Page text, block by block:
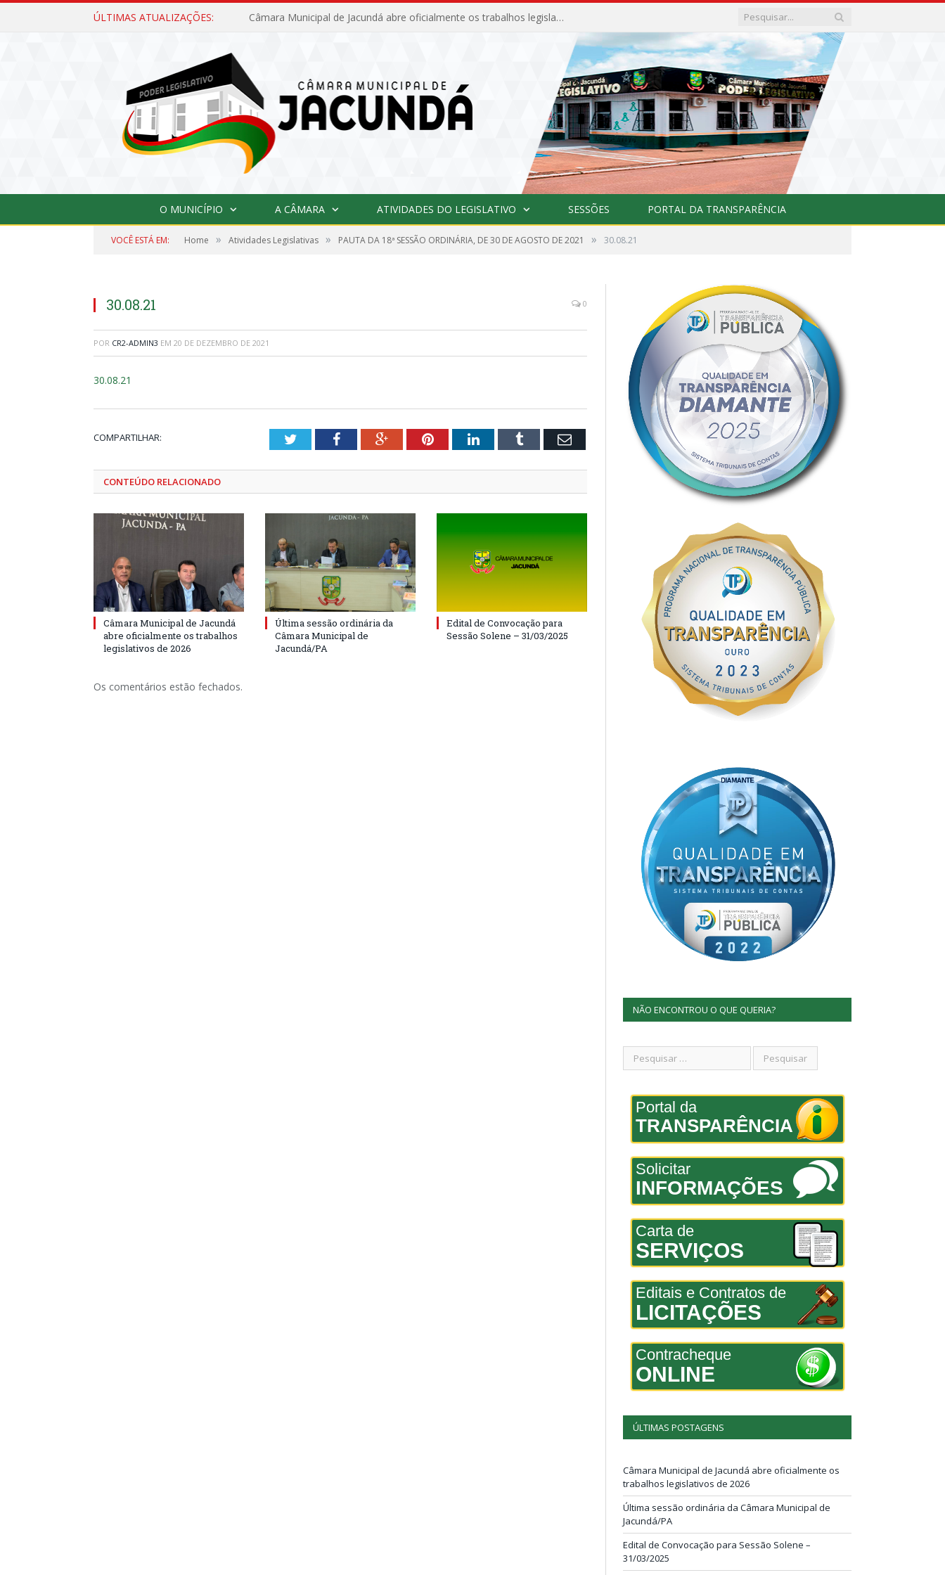
ÚLTIMAS ATUALIZAÇÕES: Câmara Municipal de Jacundá abre oficialmente os trabalhos legislativos de 2026
O MUNICÍPIO A CÂMARA ATIVIDADES DO LEGISLATIVO SESSÕES PORTAL DA TRANSPARÊNCIA
VOCÊ ESTÁ EM: Home » Atividades Legislativas » PAUTA DA 18ª SESSÃO ORDINÁRIA, DE 30 DE AGOSTO DE 2021 » 30.08.21
30.08.21 0
POR CR2-ADMIN3 EM 20 DE DEZEMBRO DE 2021
30.08.21
COMPARTILHAR: TwitterFacebookGoogle+PinterestLinkedInTumblr Email
CONTEÚDO RELACIONADO
Câmara Municipal de Jacundá
abre oficialmente os trabalhos
legislativos de 2026
Última sessão ordinária da
Câmara Municipal de
Jacundá/PA
Edital de Convocação para
Sessão Solene – 31/03/2025
Os comentários estão fechados.
NÃO ENCONTROU O QUE QUERIA?
Portal da
TRANSPARÊNCIA
Solicitar
INFORMAÇÕES
Carta de
SERVIÇOS
Editais e Contratos de
LICITAÇÕES
Contracheque
ONLINE
ÚLTIMAS POSTAGENS
Câmara Municipal de Jacundá abre oficialmente os
trabalhos legislativos de 2026
Última sessão ordinária da Câmara Municipal de
Jacundá/PA
Edital de Convocação para Sessão Solene –
31/03/2025